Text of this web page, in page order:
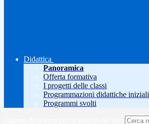
Didattica
Panoramica
Offerta formativa
I progetti delle classi
Programmazioni didattiche iniziali
Programmi svolti